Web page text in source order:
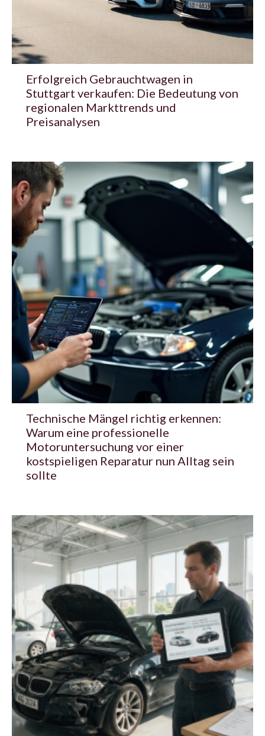
Erfolgreich Gebrauchtwagen in
Stuttgart verkaufen: Die Bedeutung von
regionalen Markttrends und
Preisanalysen
Technische Mängel richtig erkennen:
Warum eine professionelle
Motoruntersuchung vor einer
kostspieligen Reparatur nun Alltag sein
sollte